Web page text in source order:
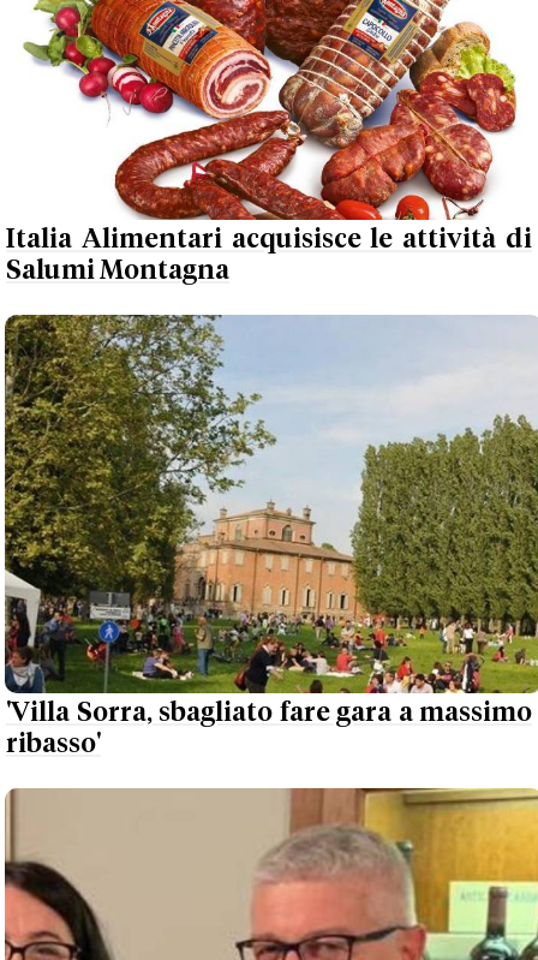
Italia Alimentari acquisisce le attività di
Salumi Montagna
'Villa Sorra, sbagliato fare gara a massimo
ribasso'